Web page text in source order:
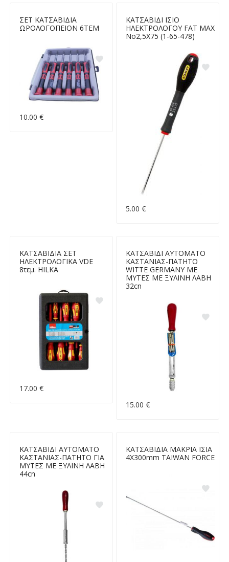
ΣΕΤ ΚΑΤΣΑΒΙΔΙΑ
ΩΡΟΛΟΓΟΠΕΙΟΝ 6ΤΕΜ
10.00 €
ΚΑΤΣΑΒΙΔΙ ΙΣΙΟ
ΗΛΕΚΤΡΟΛΟΓΟΥ FAT MAX
Νο2,5Χ75 (1-65-478)
5.00 €
ΚΑΤΣΑΒΙΔΙΑ ΣΕΤ
ΗΛΕΚΤΡΟΛΟΓΙΚΑ VDE
8τεμ. HILKA
17.00 €
ΚΑΤΣΑΒΙΔΙ ΑΥΤΟΜΑΤΟ
ΚΑΣΤΑΝΙΑΣ-ΠΑΤΗΤΟ
WITTE GERMANY ΜΕ
ΜΥΤΕΣ ΜΕ ΞΥΛΙΝΗ ΛΑΒΗ
32cn
15.00 €
ΚΑΤΣΑΒΙΔΙ ΑΥΤΟΜΑΤΟ
ΚΑΣΤΑΝΙΑΣ-ΠΑΤΗΤΟ ΓΙΑ
ΜΥΤΕΣ ΜΕ ΞΥΛΙΝΗ ΛΑΒΗ
44cn
ΚΑΤΣΑΒΙΔΙΑ ΜΑΚΡΙΑ ΙΣΙΑ
4Χ300mm TAIWAN FORCE